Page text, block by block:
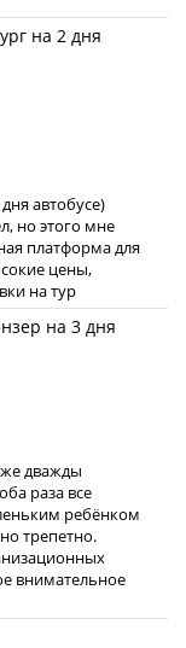
автобусе)
но этого мне
платформа для
цены,
на тур
дважды
раза все
ребёнком
трепетно.
внимательное